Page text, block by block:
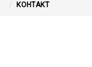
КОНТАКТ